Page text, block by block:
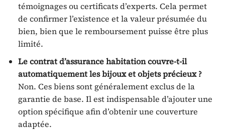
témoignages ou certificats d’experts. Cela permet
de confirmer l’existence et la valeur présumée du
bien, bien que le remboursement puisse être plus
limité.
Le contrat d’assurance habitation couvre-t-il
automatiquement les bijoux et objets précieux ?
Non. Ces biens sont généralement exclus de la
garantie de base. Il est indispensable d’ajouter une
option spécifique afin d’obtenir une couverture
adaptée.